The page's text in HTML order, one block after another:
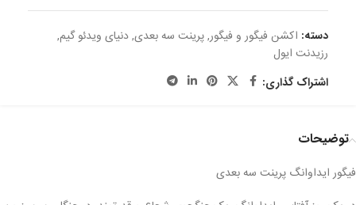
دسته: اکشن فیگور و فیگور,پرینت سه بعدی,دنیای ویدئو گیم,
رزیدنت ایول
اشتراک گذاری:
توضیحات
فیگور ایداوانگ پرینت سه بعدی